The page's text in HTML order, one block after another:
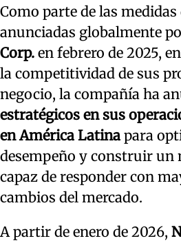
Como parte de las
anunciadas globalmente
Corp. en febrero de 2025,
la competitividad de sus
negocio, la compañía ha
estratégicos en sus
en América Latina para
desempeño y construir un
capaz de responder con
cambios del mercado.
A partir de enero de 2026,